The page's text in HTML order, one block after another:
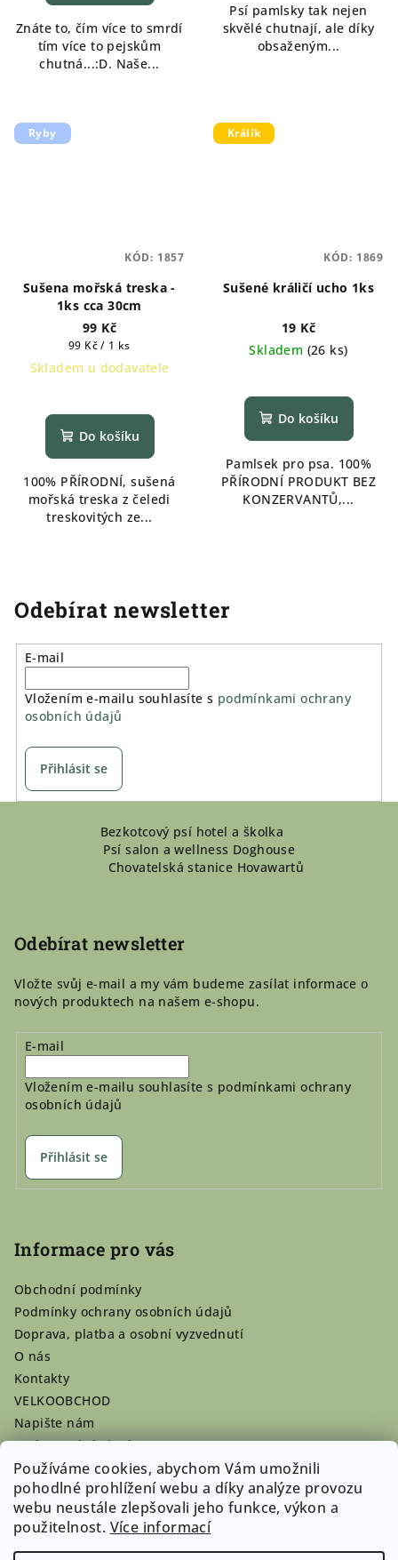
Používáme cookies, abychom Vám umožnili
pohodlné prohlížení webu a díky analýze provozu
webu neustále zlepšovali jeho funkce, výkon a
použitelnost. Více informací
z
5
hvězdiček.
Znáte to, čím více to smrdí
tím více to pejskům
chutná...:D. Naše...
Psí pamlsky tak nejen
skvělé chutnají, ale díky
obsaženým...
Ryby
Sušena mořská treska -
1ks cca 30cm
99 Kč
Měrná
cena:
99 Kč / 1 ks
Skladem u dodavatele
Do košíku
100% PŘÍRODNÍ, sušená
mořská treska z čeledi
treskovitých ze...
KÓD: 1857
Králík
Sušené králičí ucho 1ks
19 Kč
Skladem (26 ks)
Do košíku
Pamlsek pro psa. 100%
PŘÍRODNÍ PRODUKT BEZ
KONZERVANTŮ,...
KÓD: 1869
Odebírat newsletter
E-mail
Vložením e-mailu souhlasíte s podmínkami ochrany
osobních údajů
Přihlásit se
Bezkotcový psí hotel a školka
Psí salon a wellness Doghouse
Chovatelská stanice Hovawartů
Odebírat newsletter
Vložte svůj e-mail a my vám budeme zasílat informace o
nových produktech na našem e-shopu.
E-mail
Vložením e-mailu souhlasíte s podmínkami ochrany
osobních údajů
Přihlásit se
Informace pro vás
Obchodní podmínky
Podmínky ochrany osobních údajů
Doprava, platba a osobní vyzvednutí
O nás
Kontakty
VELKOOBCHOD
Napište nám
Hodnocení obchodu
Registrace se vyplatí!
Pamlsky na míru
Nepřevzaté dobírky